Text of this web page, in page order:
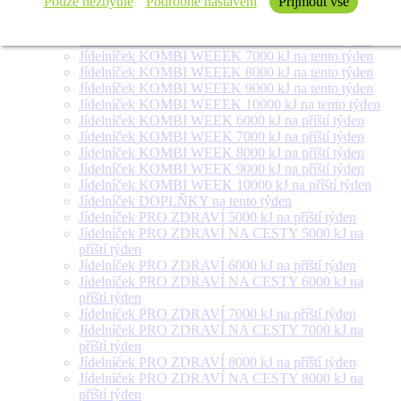
týden
Jídelníček KOMBI WEEEK 7000 kJ na tento týden
Jídelníček KOMBI WEEEK 8000 kJ na tento týden
Jídelníček KOMBI WEEEK 9000 kJ na tento týden
Jídelníček KOMBI WEEEK 10000 kJ na tento týden
Jídelníček KOMBI WEEK 6000 kJ na příští týden
Jídelníček KOMBI WEEK 7000 kJ na příští týden
Jídelníček KOMBI WEEK 8000 kJ na příští týden
Jídelníček KOMBI WEEK 9000 kJ na příští týden
Jídelníček KOMBI WEEK 10000 kJ na příští týden
Jídelníček DOPLŇKY na tento týden
Jídelníček PRO ZDRAVÍ 5000 kJ na příští týden
Jídelníček PRO ZDRAVÍ NA CESTY 5000 kJ na
příští týden
Jídelníček PRO ZDRAVÍ 6000 kJ na příští týden
Jídelníček PRO ZDRAVÍ NA CESTY 6000 kJ na
příští týden
Jídelníček PRO ZDRAVÍ 7000 kJ na příští týden
Jídelníček PRO ZDRAVÍ NA CESTY 7000 kJ na
příští týden
Jídelníček PRO ZDRAVÍ 8000 kJ na příští týden
Jídelníček PRO ZDRAVÍ NA CESTY 8000 kJ na
příští týden